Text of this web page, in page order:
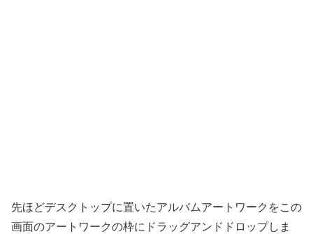
先ほどデスクトップに置いたアルバムアートワークをこの
画面のアートワークの枠にドラッグアンドドロップしま